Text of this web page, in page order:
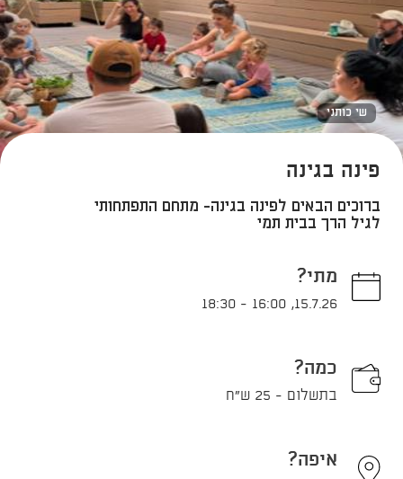
שי כותני
פינה בגינה
ברוכים הבאים לפינה בגינה- מתחם התפתחותי
לגיל הרך בבית תמי
מתי?
15.7.26
,
16:00
-
18:30
כמה?
בתשלום - 25 ש"ח
איפה?